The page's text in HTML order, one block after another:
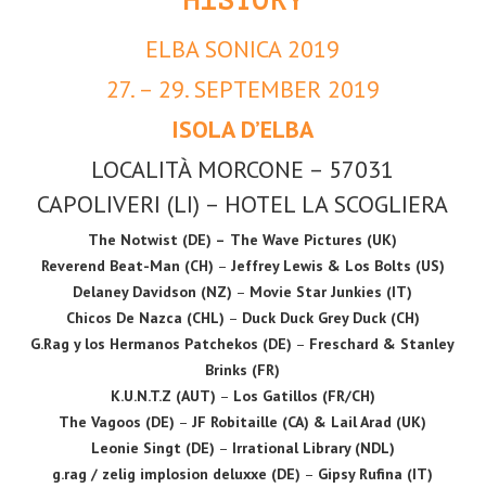
ELBA SONICA 2019
27. – 29. SEPTEMBER 2019
ISOLA D’ELBA
LOCALITÀ MORCONE – 57031
CAPOLIVERI (LI) – HOTEL LA SCOGLIERA
The Notwist (DE) – The Wave Pictures (UK)
Reverend Beat-Man (CH) – Jeffrey Lewis & Los Bolts (US)
Delaney Davidson (NZ) – Movie Star Junkies (IT)
Chicos De Nazca (CHL) – Duck Duck Grey Duck (CH)
G.Rag y los Hermanos Patchekos (DE) – Freschard & Stanley
Brinks (FR)
K.U.N.T.Z (AUT) – Los Gatillos (FR/CH)
The Vagoos (DE) –JF Robitaille (CA) & Lail Arad (UK)
Leonie Singt (DE) – Irrational Library (NDL)
g.rag / zelig implosion deluxxe (DE) – Gipsy Rufina (IT)